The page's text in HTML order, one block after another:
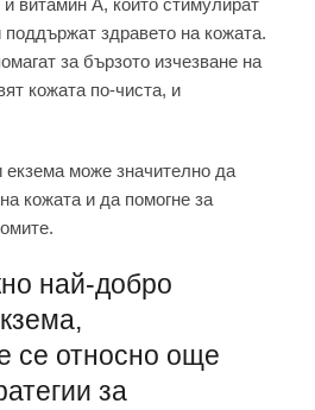
витамин А, които стимулират
поддържат здравето на кожата.
за бързото изчезване на
кожата по-чиста, и
екзема може значително да
кожата и да помогне за
най-добро
се относно още
за